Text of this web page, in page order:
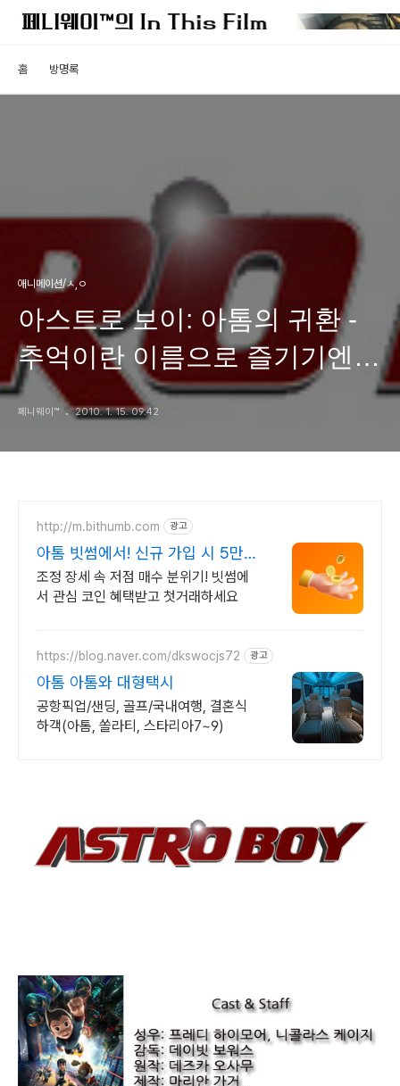
홈 방명록
애니메이션/ㅅ,ㅇ
아스트로 보이: 아톰의 귀환 -
추억이란 이름으로 즐기기엔
부족하다
페니웨이™ 2010. 1. 15. 09:42
http://m.bithumb.com 광고
아톰 빗썸에서! 신규 가입 시 5만
원 혜택
조정 장세 속 저점 매수 분위기! 빗썸에
서 관심 코인 혜택받고 첫거래하세요
https://blog.naver.com/dkswocjs72 광고
아톰 아톰와 대형택시
공항픽업/샌딩, 골프/국내여행, 결혼식
하객(아톰, 쏠라티, 스타리아7~9)